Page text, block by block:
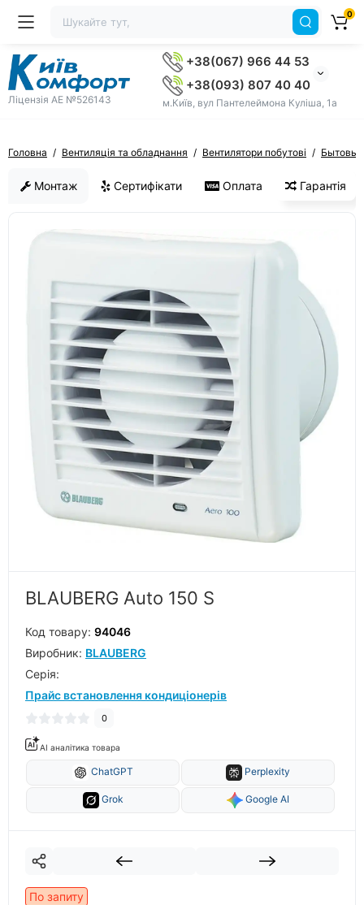
Ліцензія AE №526143
+38(067) 966 44 53
+38(093) 807 40 40
м.Київ, вул Пантелеймона Куліша, 1а
0
Головна Вентиляція та обладнання Вентилятори побутові Бытовые
Монтаж Сертифікати Оплата Гарантія
BLAUBERG Auto 150 S
Код товару: 94046
Виробник: BLAUBERG
Серiя:
Прайс встановлення кондиціонерів
0
AI аналітика товара
ChatGPT Perplexity
Grok Google AI
По запиту